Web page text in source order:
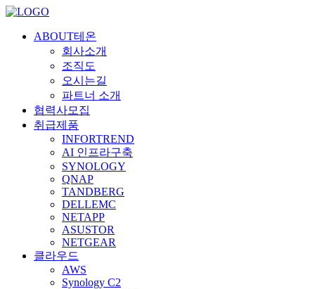
ABOUT테온
회사소개
조직도
오시는길
파트너 소개
협력사모집
취급제품
INFORTREND
AI 인프라구축
SYNOLOGY
QNAP
TANDBERG
DELLEMC
NETAPP
ASUSTOR
NETGEAR
클라우드
AWS
Synology C2